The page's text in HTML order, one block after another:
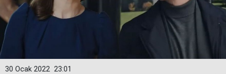
23:01
30 Ocak 2022